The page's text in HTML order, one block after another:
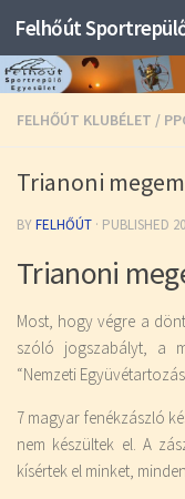
Felhőút
FELHŐÚT KLUBÉLET /
Trianoni
BYFELHŐÚT · PUBLISHED
Trianoni
Most, hogy végre a
szóló jogszabályt, a
“Nemzeti
7 magyar fenékzászló
nem készültek el. A
kísértek el minket,